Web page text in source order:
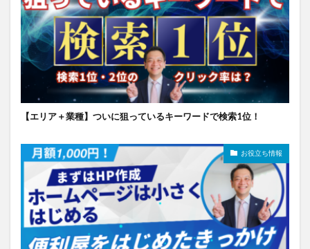
【エリア＋業種】ついに狙っているキーワードで検索1位！
お役立ち情報